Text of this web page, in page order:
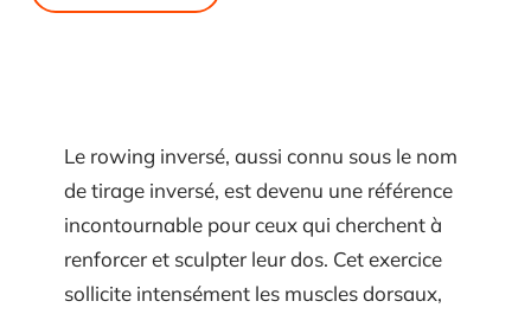
Le rowing inversé, aussi connu sous le nom
de tirage inversé, est devenu une référence
incontournable pour ceux qui cherchent à
renforcer et sculpter leur dos. Cet exercice
sollicite intensément les muscles dorsaux,